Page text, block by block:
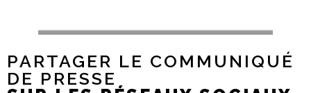
PARTAGER LE COMMUNIQUÉ
DE PRESSE